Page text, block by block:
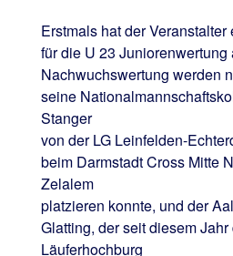
Erstmals hat der
für die U 23
Nachwuchswertung werden
seine
Stanger
von der LG Leinfelden-
beim Darmstadt Cross Mitte
Zelalem
platzieren konnte, und der
Glatting, der seit diesem
Läuferhochburg